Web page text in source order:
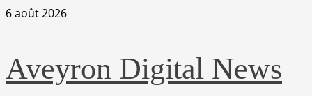
Skip
6 août 2026
Aveyron Digital News